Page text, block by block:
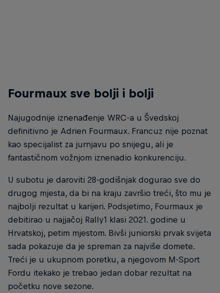
Fourmaux sve bolji i bolji
Najugodnije iznenađenje WRC-a u Švedskoj
definitivno je Adrien Fourmaux. Francuz nije poznat
kao specijalist za jurnjavu po snijegu, ali je
fantastičnom vožnjom iznenadio konkurenciju.
U subotu je daroviti 28-godišnjak dogurao sve do
drugog mjesta, da bi na kraju završio treći, što mu je
najbolji rezultat u karijeri. Podsjetimo, Fourmaux je
debitirao u najjačoj Rally1 klasi 2021. godine u
Hrvatskoj, petim mjestom. Bivši juniorski prvak svijeta
sada pokazuje da je spreman za najviše domete.
Treći je u ukupnom poretku, a njegovom M-Sport
Fordu itekako je trebao jedan dobar rezultat na
početku nove sezone.